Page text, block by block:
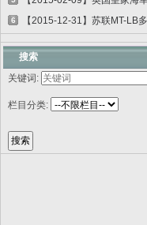
逊”号...
6
【2015-12-31】苏联MT-LB
运输车...
搜索
关键词:
栏目分类: